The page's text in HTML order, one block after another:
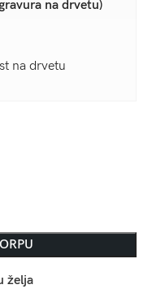
na drvetu)
na drvetu
želja